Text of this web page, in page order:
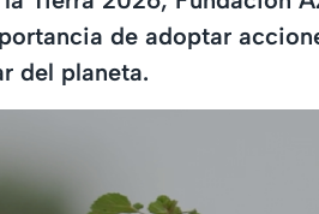
de adoptar
del planeta.